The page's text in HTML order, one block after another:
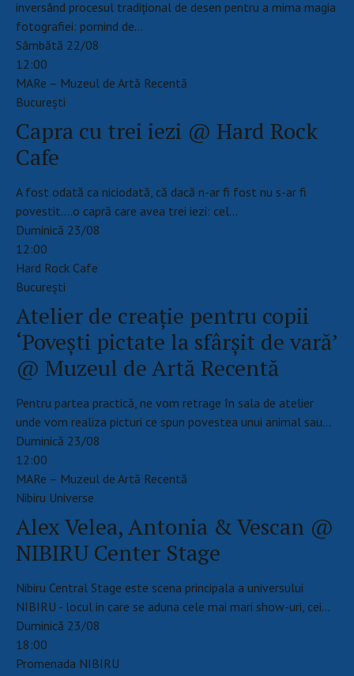
inversând procesul tradițional de desen pentru a mima magia
fotografiei: pornind de…
Sâmbătă 22/08
12:00
MARe – Muzeul de Artă Recentă
Bucureşti
Capra cu trei iezi @ Hard Rock
Cafe
A fost odată ca niciodată, că dacă n-ar fi fost nu s-ar fi
povestit....o capră care avea trei iezi: cel…
Duminică 23/08
12:00
Hard Rock Cafe
Bucureşti
Atelier de creație pentru copii
‘Povești pictate la sfârșit de vară’
@ Muzeul de Artă Recentă
Pentru partea practică, ne vom retrage în sala de atelier
unde vom realiza picturi ce spun povestea unui animal sau…
Duminică 23/08
12:00
MARe – Muzeul de Artă Recentă
Nibiru Universe
Alex Velea, Antonia & Vescan @
NIBIRU Center Stage
Nibiru Central Stage este scena principala a universului
NIBIRU - locul in care se aduna cele mai mari show-uri, cei…
Duminică 23/08
18:00
Promenada NIBIRU